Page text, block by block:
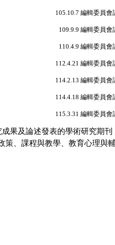
105.10.7 編輯委員會
109.9.9 編輯委員會
110.4.9 編輯委員會
112.4.21 編輯委員會
114.2.13 編輯委員會
114.4.18 編輯委員會
115.3.31 編輯委員會
果及論述發表的學術研究期刊
策、課程與教學、教育心理與